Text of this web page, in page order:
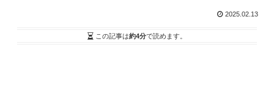
2025.02.13
この記事は約4分で読めます。